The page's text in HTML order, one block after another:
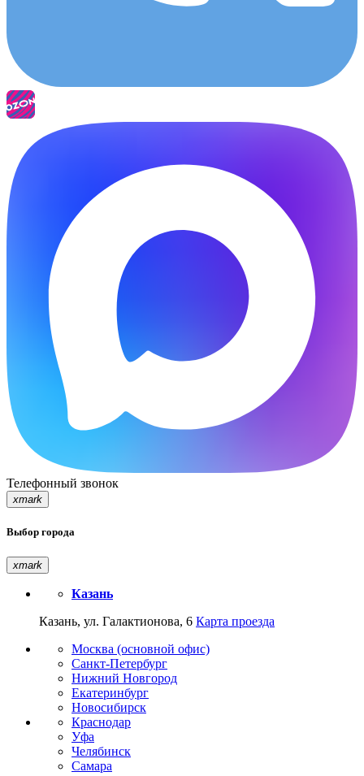
Телефонный звонок
xmark
Выбор города
xmark
Казань
Казань, ул. Галактионова, 6 Карта проезда
Москва (основной офис)
Санкт-Петербург
Нижний Новгород
Екатеринбург
Новосибирск
Краснодар
Уфа
Челябинск
Самара